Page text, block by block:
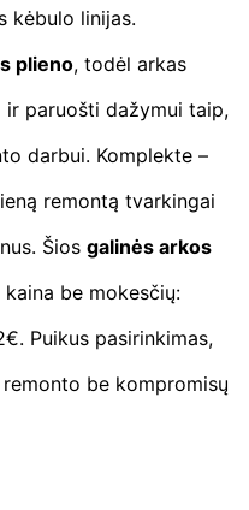
kėbulo linijas.
plieno, todėl arkas
paruošti dažymui taip,
darbui. Komplekte –
remontą tvarkingai
Šios galinės arkos
kaina be mokesčių:
Puikus pasirinkimas,
be kompromisų